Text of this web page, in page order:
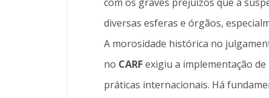
diversas esferas e órgãos,
A morosidade histórica no
no CARFexigiu a implementação
práticas internacionais. Há